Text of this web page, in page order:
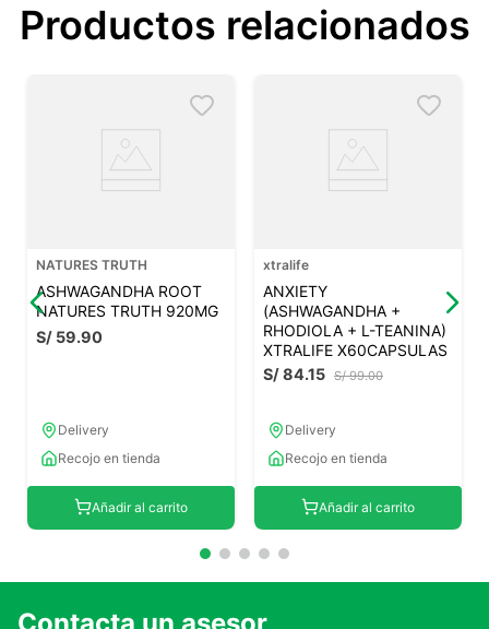
Productos relacionados
NATURES TRUTH
ASHWAGANDHA ROOT
NATURES TRUTH 920MG
S/ 59.90
Delivery
Recojo en tienda
Añadir al carrito
xtralife
ANXIETY
(ASHWAGANDHA +
RHODIOLA + L-TEANINA)
XTRALIFE X60CAPSULAS
S/ 99.00
S/84.15
Delivery
Recojo en tienda
Añadir al carrito